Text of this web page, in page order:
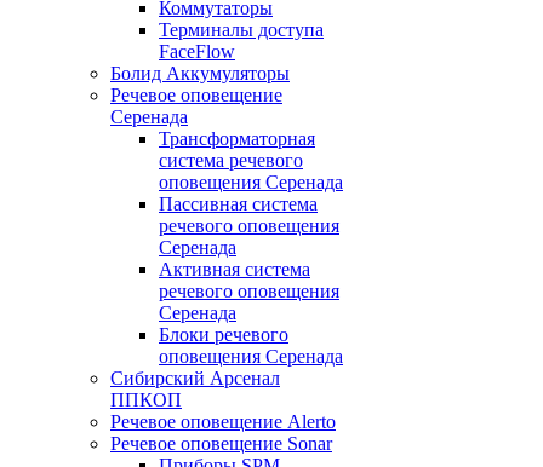
Коммутаторы
Терминалы доступа
FaceFlow
Болид Аккумуляторы
Речевое оповещение
Серенада
Трансформаторная
система речевого
оповещения Серенада
Пассивная система
речевого оповещения
Серенада
Активная система
речевого оповещения
Серенада
Блоки речевого
оповещения Серенада
Сибирский Арсенал
ППКОП
Речевое оповещение Alerto
Речевое оповещение Sonar